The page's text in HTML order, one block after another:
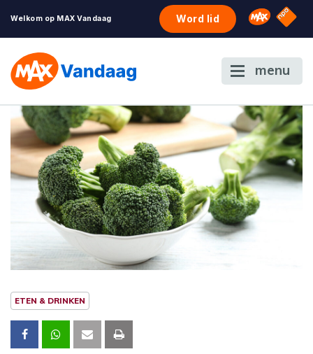
Welkom op MAX Vandaag Word lid Omroep
NPO
menu
ETEN & DRINKEN